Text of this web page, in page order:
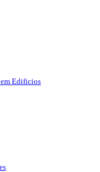
Edificios